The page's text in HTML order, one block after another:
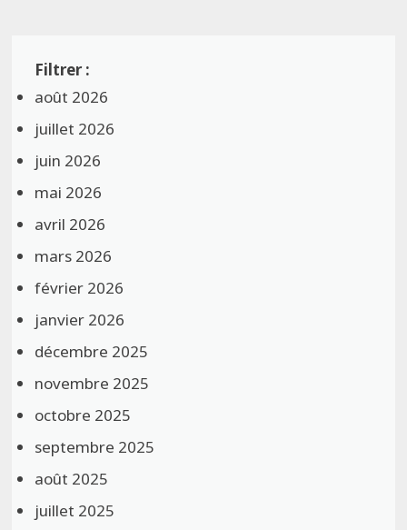
août 2026
juillet 2026
juin 2026
mai 2026
avril 2026
mars 2026
février 2026
janvier 2026
décembre 2025
novembre 2025
octobre 2025
septembre 2025
août 2025
juillet 2025